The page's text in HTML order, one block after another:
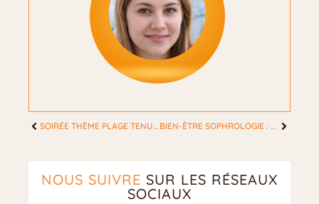
SOIRÉE THÈME PLAGE TENUE : LES 10 IDÉES TENDANCE POUR UN LOOK PARFAIT BIEN-ÊTRE SOPHROLOGIE : LES 7 BIENFAITS POUR UNE VIE PLUS SEREINE
NOUS SUIVRE SUR LES RÉSEAUX
SOCIAUX